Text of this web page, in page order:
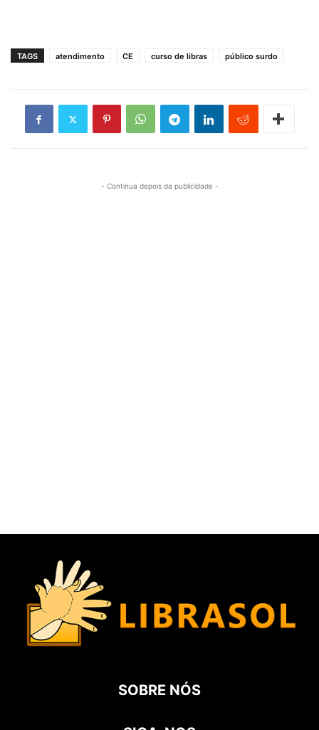
TAGS atendimento CE curso de libras público surdo
- Continua depois da publicidade -
SOBRE NÓS